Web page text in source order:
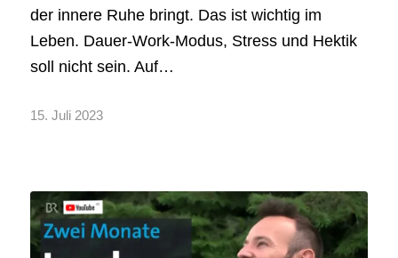
der innere Ruhe bringt. Das ist wichtig im
Leben. Dauer-Work-Modus, Stress und Hektik
soll nicht sein. Auf…
15. Juli 2023